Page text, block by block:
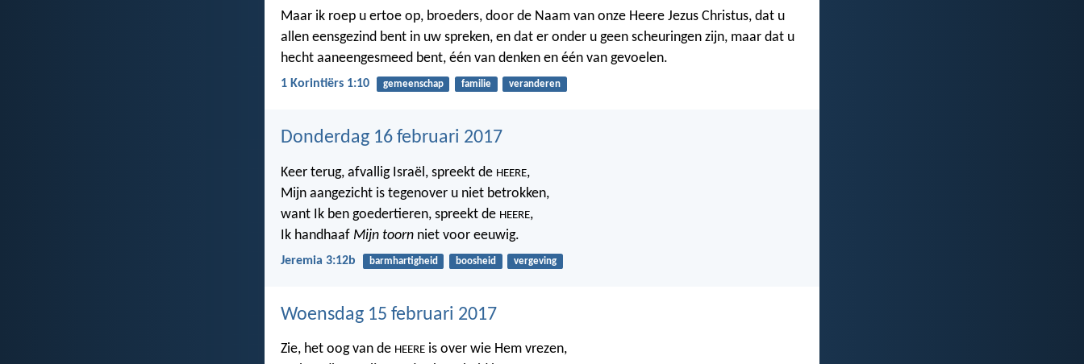
Maar ik roep u ertoe op, broeders, door de Naam van onze Heere Jezus Christus, dat u
allen eensgezind bent in uw spreken, en dat er onder u geen scheuringen zijn, maar dat u
hecht aaneengesmeed bent, één van denken en één van gevoelen.
1 Korintiërs 1:10 gemeenschap familie veranderen
Donderdag 16 februari 2017
Keer terug, afvallig Israël, spreekt de HEERE,
Mijn aangezicht is tegenover u niet betrokken,
want Ik ben goedertieren, spreekt de HEERE,
Ik handhaaf Mijn toorn niet voor eeuwig.
Jeremia 3:12b barmhartigheid boosheid vergeving
Woensdag 15 februari 2017
Zie, het oog van de HEERE is over wie Hem vrezen,